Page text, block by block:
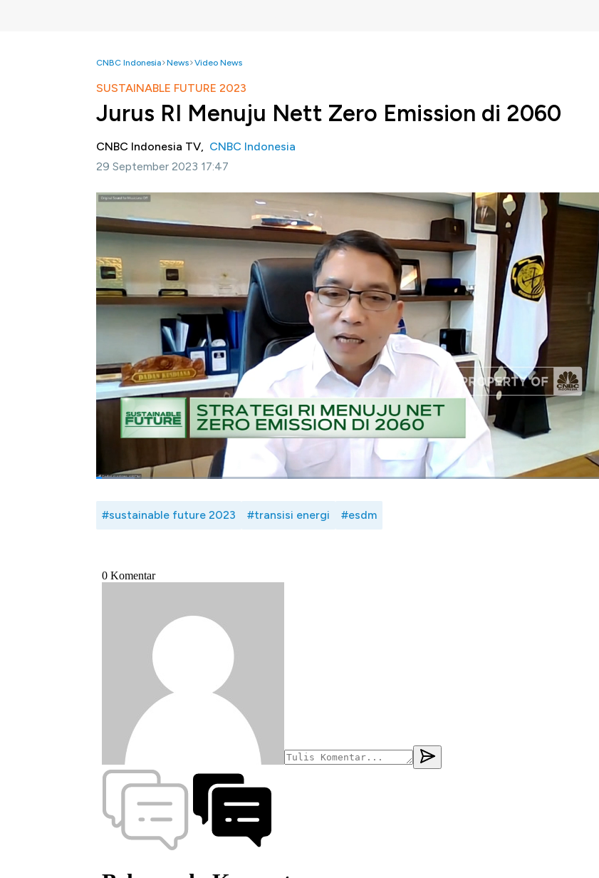
CNBC Indonesia News Video News
SUSTAINABLE FUTURE 2023
Jurus RI Menuju Nett Zero Emission di 2060
CNBC Indonesia TV, CNBC Indonesia
29 September 2023 17:47
Jakarta, CNBC Indonesia
- CNBC Indonesia menggelar Sustainable Future dengan tema
"Sustainable Economy for Sustainable Indonesia" untuk mengupas tuntas mengenai terobosan
baru, kebijakan, dan inovasi yang mendorong peralihan global ke energi terbarukan sebagai upaya
menekan perubahan iklim dan emisi gas rumah kaca.
Sejumlah upaya terus dilakukan pemerintah dalam hal ini Kementerian ESDM selama masa transisi
menuju nett zero emission pada 2060. Selain merevisi kebijakan energi nasional dan menyusun
strategi yang akan dilakukan mencapai target tersebut, pemerintah juga terus berupaya melakukan
dekarbonisasi untuk menjadikan Indonesia lebih kompetitif.
Selengkapnya saksikan diskusi Bramudya Prabowo bersama Dadan Kusdiana Sekjen kementerian
ESDM dalam segmen Khusus Sustainable Future di Program Closing Bell CNBC Indonesia, Jumat
(29/09/2023).
#sustainable future 2023 #transisi energi #esdm